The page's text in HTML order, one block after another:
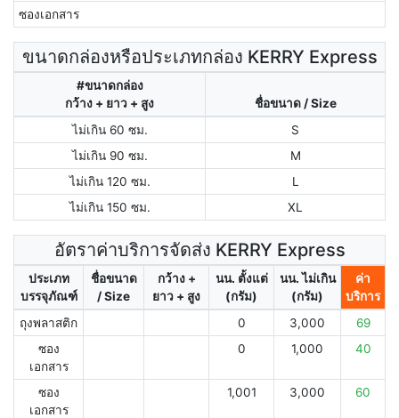
ซองเอกสาร
ขนาดกล่องหรือประเภทกล่อง KERRY Express
#ขนาดกล่อง
กว้าง + ยาว + สูง
ชื่อขนาด / Size
ไม่เกิน 60 ซม.
S
ไม่เกิน 90 ซม.
M
ไม่เกิน 120 ซม.
L
ไม่เกิน 150 ซม.
XL
อัตราค่าบริการจัดส่ง KERRY Express
ประเภท
บรรจุภัณฑ์
ชื่อขนาด
/ Size
กว้าง +
ยาว + สูง
นน. ตั้งแต่
(กรัม)
นน. ไม่เกิน
(กรัม)
ค่า
บริการ
ถุงพลาสติก
0 3,000
69
ซอง
เอกสาร
0 1,000 40
ซอง
เอกสาร
1,001 3,000 60